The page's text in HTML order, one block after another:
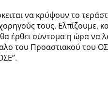
να κρύψουν το
τους. Ελπίζουμε,
έρθει σύντομα η ώρα να
του Προαστιακού του